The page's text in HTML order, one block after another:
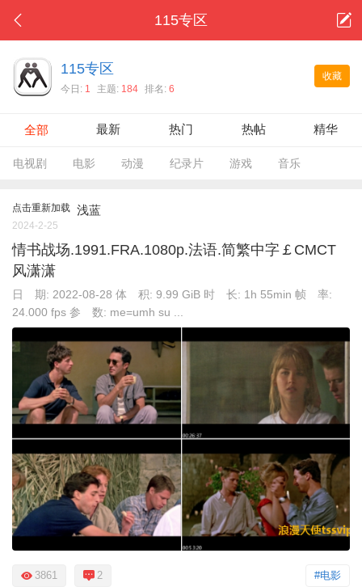
115专区
收藏
115专区
今日: 1 主题: 184 排名: 6
全部 最新 热门 热帖 精华
电视剧 电影 动漫 纪录片 游戏 音乐
点击重新加载 浅蓝
2024-2-25
情书战场.1991.FRA.1080p.法语.简繁中字￡CMCT
风潇潇
日 期: 2022-08-28 体 积: 9.99 GiB 时 长: 1h 55min 帧 率:
24.000 fps 参 数: me=umh su ...
#电影
3861 2